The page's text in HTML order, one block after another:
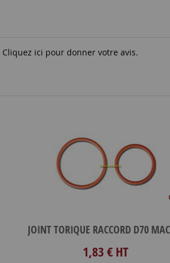
Cliquez ici pour donner votre avis.
JOINT TORIQUE RACCORD D70
1,83 € HT